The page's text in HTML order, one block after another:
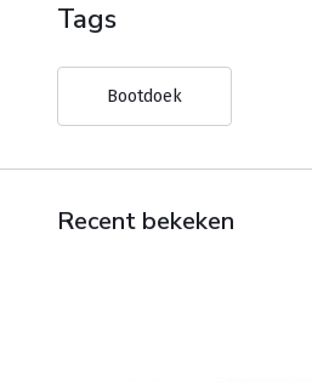
Tags
Bootdoek
Recent bekeken